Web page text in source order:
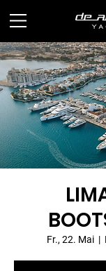
Fr., 22. Mai
  |